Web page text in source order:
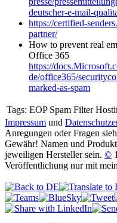
deutscher-e-mail-
https://certified-
partner/
How to prevent real
Office 365
https://
de/office365/
marked-as-spam
Tags: EOP Spam Filter
Impressum und
Anregungen oder Fragen
Gewähr! Namen und
jeweiligen Hersteller sein. ©
Veröffentlichung nur mit